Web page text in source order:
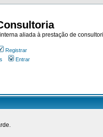
aliada à prestação de
Registrar
Entrar